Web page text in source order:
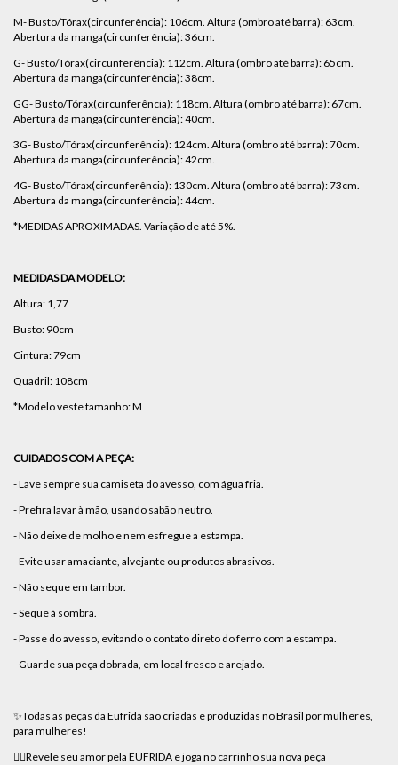
M- Busto/Tórax(circunferência): 106cm. Altura (ombro até barra): 63cm.
Abertura da manga(circunferência): 36cm.
G- Busto/Tórax(circunferência): 112cm. Altura (ombro até barra): 65cm.
Abertura da manga(circunferência): 38cm.
GG- Busto/Tórax(circunferência): 118cm. Altura (ombro até barra): 67cm.
Abertura da manga(circunferência): 40cm.
3G- Busto/Tórax(circunferência): 124cm. Altura (ombro até barra): 70cm.
Abertura da manga(circunferência): 42cm.
4G- Busto/Tórax(circunferência): 130cm. Altura (ombro até barra): 73cm.
Abertura da manga(circunferência): 44cm.
*MEDIDAS APROXIMADAS. Variação de até 5%.
MEDIDAS DA MODELO:
Altura: 1,77
Busto: 90cm
Cintura: 79cm
Quadril: 108cm
*Modelo veste tamanho: M
CUIDADOS COM A PEÇA:
- Lave sempre sua camiseta do avesso, com água fria.
- Prefira lavar à mão, usando sabão neutro.
- Não deixe de molho e nem esfregue a estampa.
- Evite usar amaciante, alvejante ou produtos abrasivos.
- Não seque em tambor.
- Seque à sombra.
- Passe do avesso, evitando o contato direto do ferro com a estampa.
- Guarde sua peça dobrada, em local fresco e arejado.
✨Todas as peças da Eufrida são criadas e produzidas no Brasil por mulheres,
para mulheres!
❤️‍🔥Revele seu amor pela EUFRIDA e joga no carrinho sua nova peça